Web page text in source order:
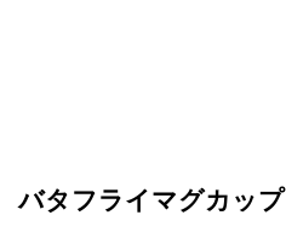
バタフライマグカップ